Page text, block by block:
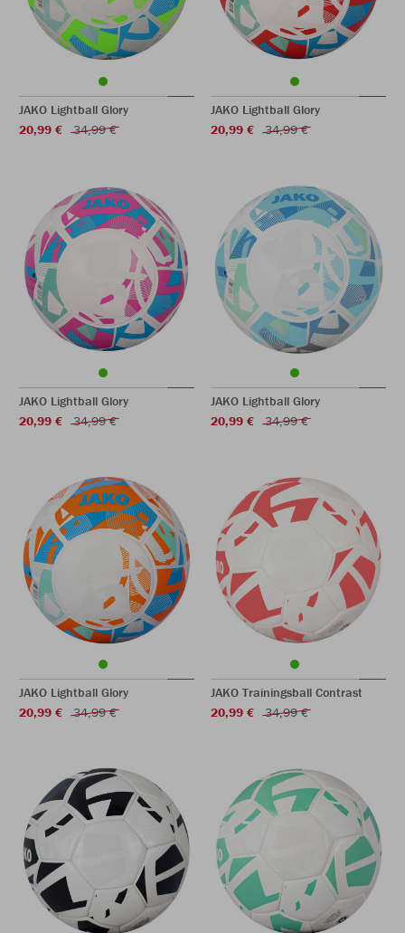
JAKO Lightball Glory
20,99 €
34,99 €
JAKO Lightball Glory
20,99 €
34,99 €
JAKO Lightball Glory
20,99 €
34,99 €
JAKO Lightball Glory
20,99 €
34,99 €
JAKO Lightball Glory
20,99 €
34,99 €
JAKO Trainingsball Contrast
20,99 €
34,99 €